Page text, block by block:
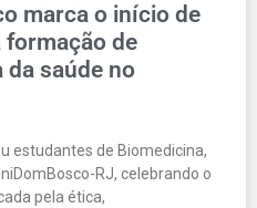
marca o início de
formação de
da saúde no
estudantes de Biomedicina,
RJ, celebrando o
pela ética,